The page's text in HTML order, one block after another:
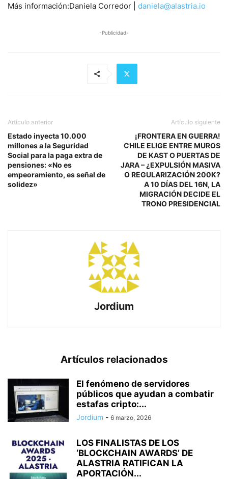
Más información:Daniela Corredor | daniela@alastria.io
-Publicidad-
Artículo anterior
Estado inyecta 10.000
millones a la Seguridad
Social para la paga extra de
pensiones: «No es
empeoramiento, es señal de
solidez»
Artículo siguiente
¡FRONTERA EN GUERRA!
CHILE ELIGE ENTRE MUROS
DE KAST O PUERTAS DE
JARA – ¿EXPULSIÓN MASIVA
O REGULARIZACIÓN 200K?
A 10 DÍAS DEL 16N, LA
MIGRACIÓN DECIDE EL
TRONO PRESIDENCIAL
Jordium
Artículos relacionados
El fenómeno de servidores
públicos que ayudan a combatir
estafas cripto:...
Jordium - 6 marzo, 2026
LOS FINALISTAS DE LOS
‘BLOCKCHAIN AWARDS’ DE
ALASTRIA RATIFICAN LA
APORTACIÓN...